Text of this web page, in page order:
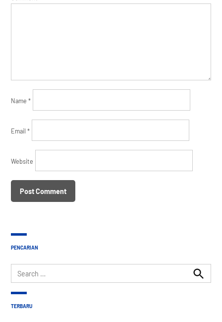
Name*
Email*
Website
PENCARIAN
Search
for:
Search
TERBARU